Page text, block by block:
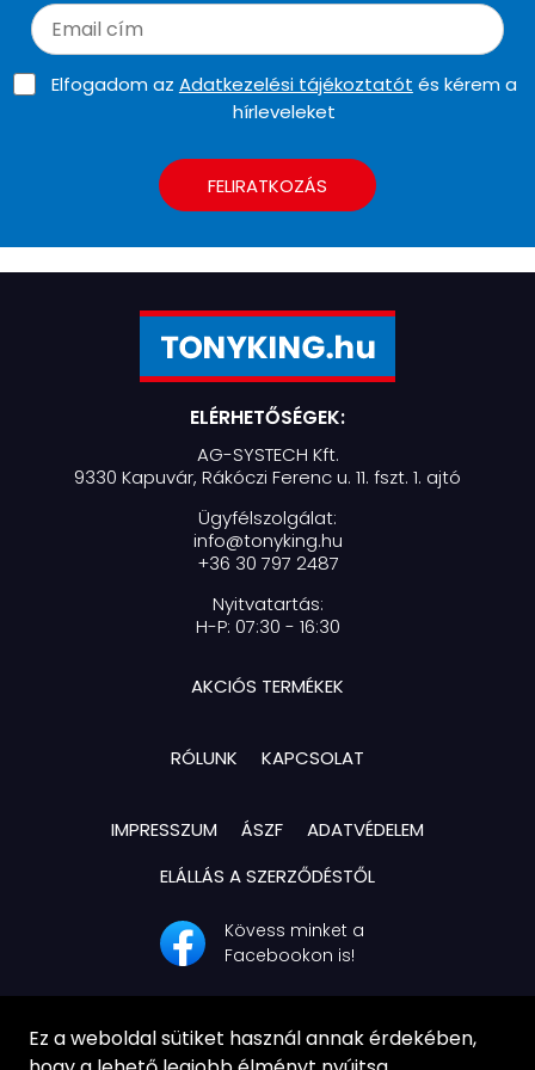
Elfogadom az Adatkezelési tájékoztatót és kérem a
hírleveleket
FELIRATKOZÁS
ELÉRHETŐSÉGEK:
AG-SYSTECH Kft.
9330 Kapuvár, Rákóczi Ferenc u. 11. fszt. 1. ajtó
Ügyfélszolgálat:
info@tonyking.hu
+36 30 797 2487
Nyitvatartás:
H-P: 07:30 - 16:30
AKCIÓS TERMÉKEK
RÓLUNK KAPCSOLAT
IMPRESSZUM ÁSZF
ADATVÉDELEM
ELÁLLÁS A SZERZŐDÉSTŐL
Kövess minket a
Facebookon is!
Ez a weboldal sütiket használ annak érdekében,